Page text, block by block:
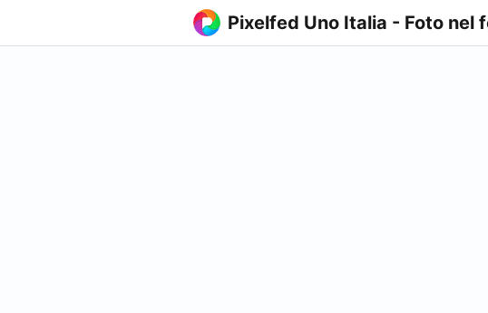
Pixelfed Uno Italia - Foto nel